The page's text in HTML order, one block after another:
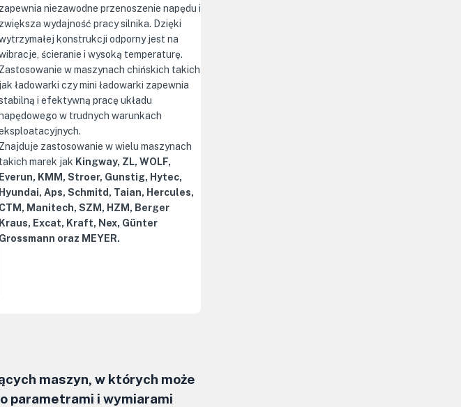
zapewnia niezawodne przenoszenie napędu i
zwiększa wydajność pracy silnika. Dzięki
konstrukcji odporny jest na
ścieranie i wysoką temperaturę.
Zastosowanie w maszynach chińskich takich
jak ładowarki czy mini ładowarki zapewnia
i efektywną pracę układu
w trudnych warunkach
Znajduje zastosowanie w wielu maszynach
takich marek jak Kingway, ZL, WOLF,
Everun, KMM, Stroer, Gunstig, Hytec,
Hyundai, Aps, Schmitd, Taian, Hercules,
CTM, Manitech, SZM, HZM, Berger
Kraus, Excat, Kraft, Nex, Günter
Grossmann oraz MEYER.
maszyn, w których może
parametrami i wymiarami